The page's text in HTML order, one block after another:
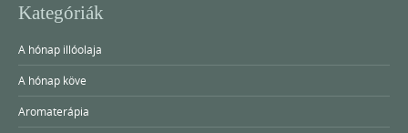
Kategóriák
A hónap illóolaja
A hónap köve
Aromaterápia